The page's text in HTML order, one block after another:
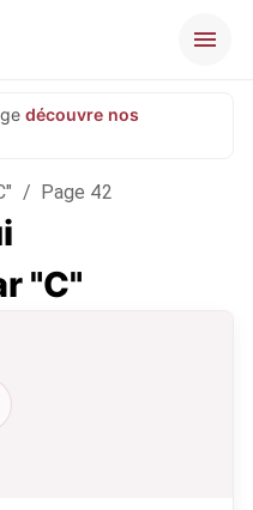
découvre nos
/ Page 42
"C"